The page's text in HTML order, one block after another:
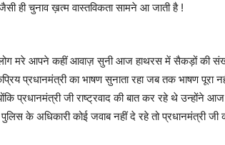
ही चुनाव ख़त्म वास्तविकता सामने आ जाती है !
लोग मरे आपने कहीं आवाज़ सुनी आज हाथरस में सैकड़ों की
प्रधानमंत्री का भाषण सुनाता रहा जब तक भाषण पूरा
प्रधानमंत्री जी राष्ट्रवाद की बात कर रहे थे उन्होंने आज
के अधिकारी कोई जवाब नहीं दे रहे तो प्रधानमंत्री